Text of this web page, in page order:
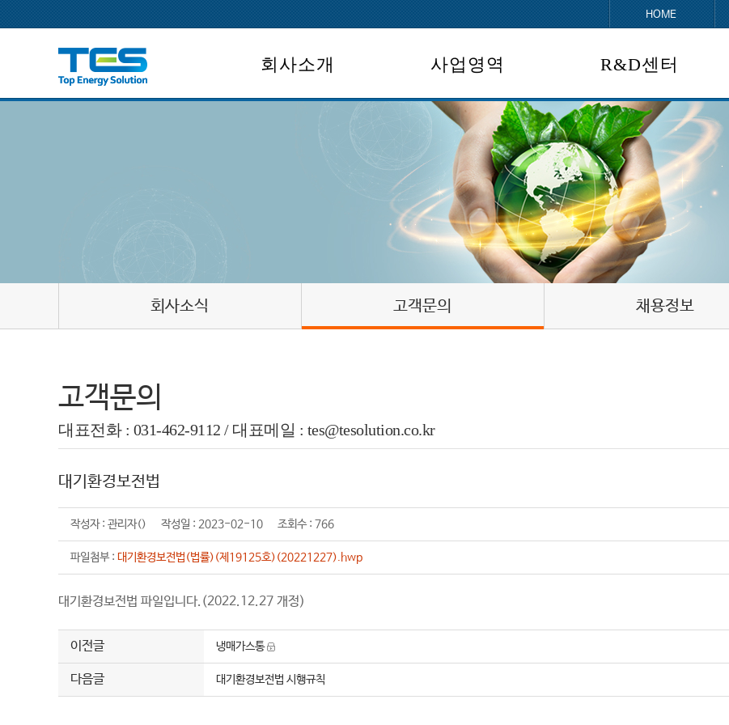
HOME
회사소개 사업영역
에너지사업
- 폐열회수/신재생에너지설비
- 사업실적
환경사업
- 폐기물소각/대기오염방지설비
- 사업실적
에너지/환경 사업개발
- 사업개발
- 사업실적
R&D센터
보유기술
연구개발 및 특허
회사소식 고객문의 채용정보
고객문의
대표전화 : 031-462-9112 / 대표메일 : tes@tesolution.co.kr
대기환경보전법
작성자 : 관리자() 작성일 : 2023-02-10 조회수 : 766
파일첨부 : 대기환경보전법(법률)(제19125호)(20221227).hwp
대기환경보전법 파일입니다.(2022.12.27 개정)
이전글 냉매가스통
다음글 대기환경보전법 시행규칙